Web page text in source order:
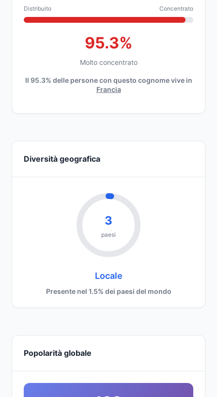
Distribuito Concentrato
95.3%
Molto concentrato
Il 95.3% delle persone con questo cognome vive in
Francia
Diversità geografica
3
paesi
Locale
Presente nel 1.5% dei paesi del mondo
Popolarità globale